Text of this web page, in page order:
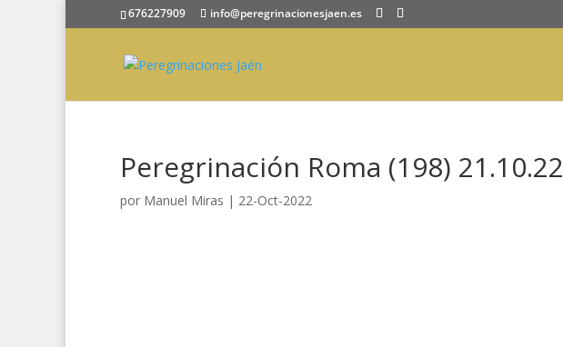
676227909 info@peregrinacionesjaen.es
Peregrinación Roma (198) 21.10.22
por Manuel Miras | 22-Oct-2022